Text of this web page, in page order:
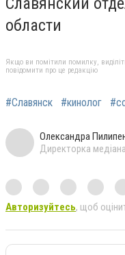
области
Якщо ви помітили помилку,
повідомити про це редакцію
#Славянск #кинолог
Олександра
Директорка
Авторизуйтесь, щоб